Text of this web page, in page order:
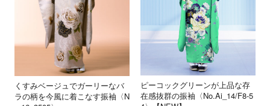
くすみベージュでガーリーなバ
ラの柄を今風に着こなす振袖〈N
ピーコックグリーンが上品な存
在感抜群の振袖〈No.Ai_14/F8-5